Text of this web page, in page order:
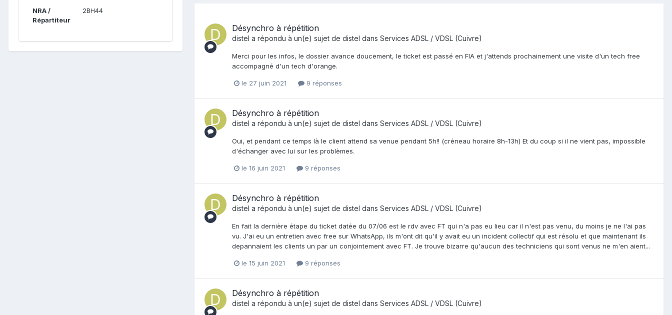
NRA /
Répartiteur
2BH44
Désynchro à répétition
distel a répondu à un(e) sujet de distel dans Services ADSL / VDSL (Cuivre)
Merci pour les infos, le dossier avance doucement, le ticket est passé en FIA et j'attends prochainement une visite d'un tech free
accompagné d'un tech d'orange.
le 27 juin 2021 9 réponses
Désynchro à répétition
distel a répondu à un(e) sujet de distel dans Services ADSL / VDSL (Cuivre)
Oui, et pendant ce temps là le client attend sa venue pendant 5h!! (créneau horaire 8h-13h) Et du coup si il ne vient pas, impossible
d'échanger avec lui sur les problèmes.
le 16 juin 2021 9 réponses
Désynchro à répétition
distel a répondu à un(e) sujet de distel dans Services ADSL / VDSL (Cuivre)
En fait la dernière étape du ticket datée du 07/06 est le rdv avec FT qui n'a pas eu lieu car il n'est pas venu, du moins je ne l'ai pas
vu. J'ai eu un entretien avec free sur WhatsApp, ils m'ont dit qu'il y avait eu un incident collectif qui est résolu et que maintenant ils
depannaient les clients un par un conjointement avec FT. Je trouve bizarre qu'aucun des techniciens qui sont venus ne m'en aient...
le 15 juin 2021 9 réponses
Désynchro à répétition
distel a répondu à un(e) sujet de distel dans Services ADSL / VDSL (Cuivre)